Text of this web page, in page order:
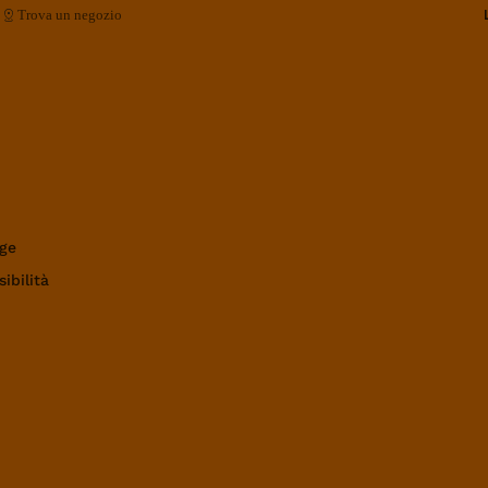
Trova un negozio